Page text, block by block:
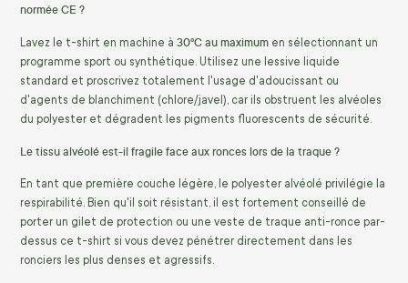
normée CE ?
Lavez le t-shirt en machine à 30°C au maximum en sélectionnant un
programme sport ou synthétique. Utilisez une lessive liquide
standard et proscrivez totalement l'usage d'adoucissant ou
d'agents de blanchiment (chlore/javel), car ils obstruent les alvéoles
du polyester et dégradent les pigments fluorescents de sécurité.
Le tissu alvéolé est-il fragile face aux ronces lors de la traque ?
En tant que première couche légère, le polyester alvéolé privilégie la
respirabilité. Bien qu'il soit résistant, il est fortement conseillé de
porter un gilet de protection ou une veste de traque anti-ronce par-
dessus ce t-shirt si vous devez pénétrer directement dans les
ronciers les plus denses et agressifs.